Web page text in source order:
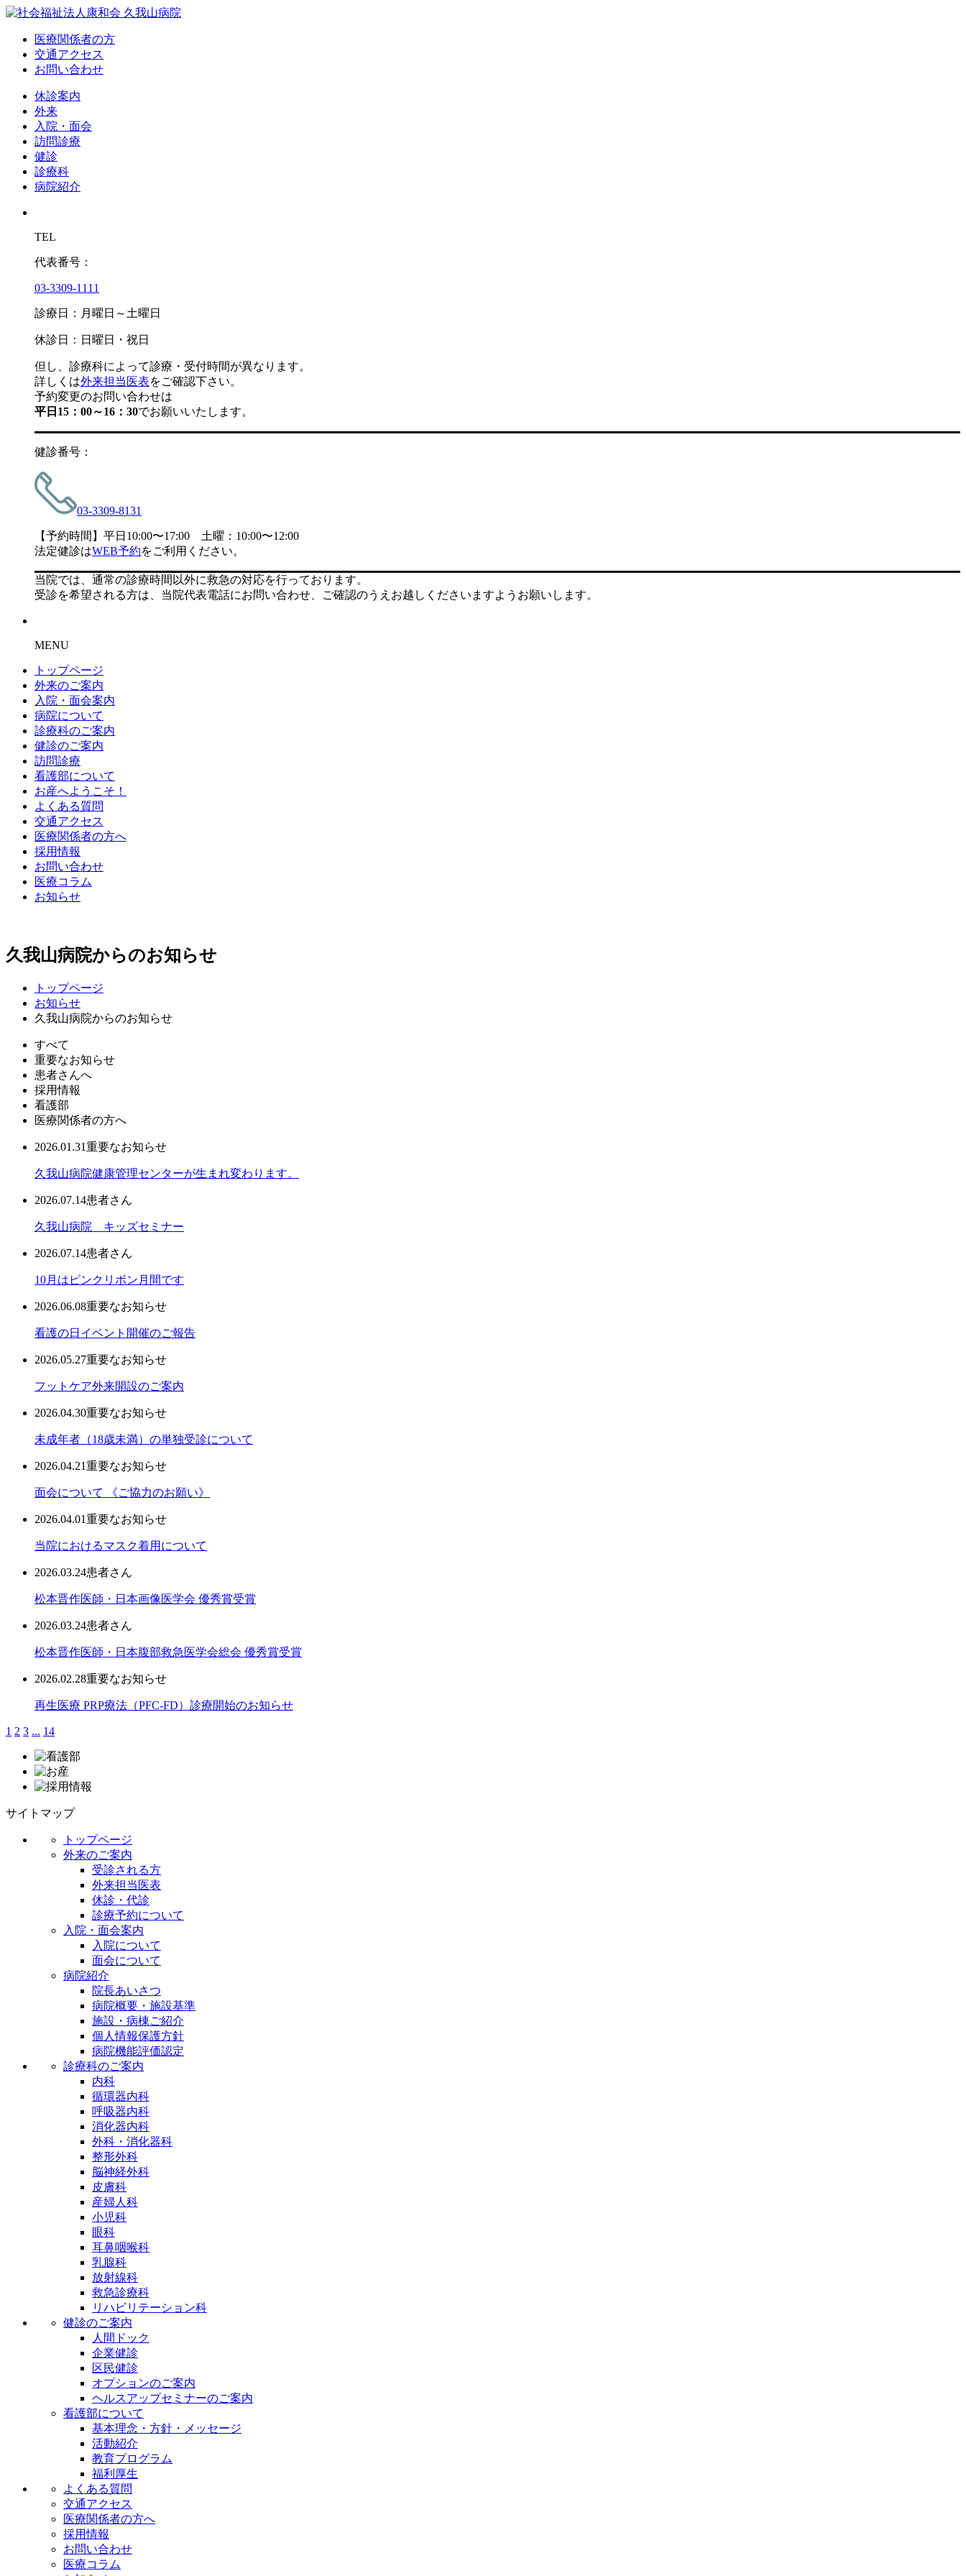
医療関係者の方
交通アクセス
お問い合わせ
休診案内
外来
入院・面会
訪問診療
健診
診療科
病院紹介
TEL
代表番号：
03-3309-1111
診療日：月曜日～土曜日
休診日：日曜日・祝日
但し、診療科によって診療・受付時間が異なります。
詳しくは外来担当医表をご確認下さい。
予約変更のお問い合わせは
平日15：00～16：30でお願いいたします。
健診番号：
03-3309-8131
【予約時間】平日10:00〜17:00 土曜：10:00〜12:00
法定健診はWEB予約をご利用ください。
当院では、通常の診療時間以外に救急の対応を行っております。
受診を希望される方は、当院代表電話にお問い合わせ、ご確認のうえお越しくださいますようお願いします。
MENU
トップページ
外来のご案内
入院・面会案内
病院について
診療科のご案内
健診のご案内
訪問診療
看護部について
お産へようこそ！
よくある質問
交通アクセス
医療関係者の方へ
採用情報
お問い合わせ
医療コラム
お知らせ
久我山病院からのお知らせ
トップページ
お知らせ
久我山病院からのお知らせ
すべて
重要なお知らせ
患者さんへ
採用情報
看護部
医療関係者の方へ
2026.01.31重要なお知らせ
久我山病院健康管理センターが生まれ変わります。
2026.07.14患者さん
久我山病院 キッズセミナー
2026.07.14患者さん
10月はピンクリボン月間です
2026.06.08重要なお知らせ
看護の日イベント開催のご報告
2026.05.27重要なお知らせ
フットケア外来開設のご案内
2026.04.30重要なお知らせ
未成年者（18歳未満）の単独受診について
2026.04.21重要なお知らせ
面会について 《ご協力のお願い》
2026.04.01重要なお知らせ
当院におけるマスク着用について
2026.03.24患者さん
松本晋作医師・日本画像医学会 優秀賞受賞
2026.03.24患者さん
松本晋作医師・日本腹部救急医学会総会 優秀賞受賞
2026.02.28重要なお知らせ
再生医療 PRP療法（PFC-FD）診療開始のお知らせ
1 2 3 ... 14
サイトマップ
トップページ
外来のご案内
受診される方
外来担当医表
休診・代診
診療予約について
入院・面会案内
入院について
面会について
病院紹介
院長あいさつ
病院概要・施設基準
施設・病棟ご紹介
個人情報保護方針
病院機能評価認定
診療科のご案内
内科
循環器内科
呼吸器内科
消化器内科
外科・消化器科
整形外科
脳神経外科
皮膚科
産婦人科
小児科
眼科
耳鼻咽喉科
乳腺科
放射線科
救急診療科
リハビリテーション科
健診のご案内
人間ドック
企業健診
区民健診
オプションのご案内
ヘルスアップセミナーのご案内
看護部について
基本理念・方針・メッセージ
活動紹介
教育プログラム
福利厚生
よくある質問
交通アクセス
医療関係者の方へ
採用情報
お問い合わせ
医療コラム